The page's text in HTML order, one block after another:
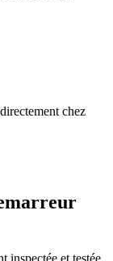
chez
inspectée et testée